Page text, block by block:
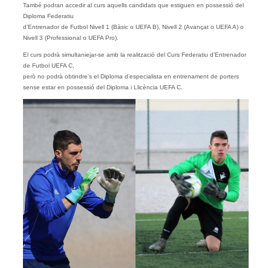
També podran accedir al curs aquells candidats que estiguen en possessió del
Diploma Federatiu
d’Entrenador de Futbol Nivell 1 (Bàsic o UEFA B), Nivell 2 (Avançat o UEFA A) o
Nivell 3 (Professional o UEFA Pro).
El curs podrà simultaniejar-se amb la realització del Curs Federatiu d’Entrenador
de Futbol UEFA C,
però no podrà obtindre’s el Diploma d’especialista en entrenament de porters
sense estar en possessió del Diploma i Llicència UEFA C.